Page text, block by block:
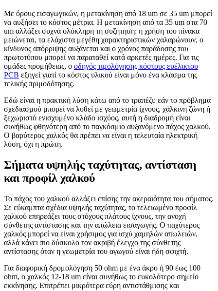
Με όρους εισαγωγικών, η μετακίνηση από 18 um σε 35 um μπορεί
να αυξήσει το κόστος μέτρια. Η μετακίνηση από τα 35 um στα 70
um αλλάζει συχνά ολόκληρη τη συζήτηση: η χρήση του πίνακα
μειώνεται, τα ελάχιστα μεγέθη χαρακτηριστικών χαλαρώνουν, ο
κίνδυνος απόρριψης αυξάνεται και ο χρόνος παράδοσης του
πρωτοτύπου μπορεί να παραταθεί κατά αρκετές ημέρες. Για τις
ομάδες προμήθειας, ο οδηγός τιμολόγησης κόστους ευέλικτου
PCB εξηγεί γιατί το κόστος υλικού είναι μόνο ένα κλάσμα της
τελικής πριμοδότησης.
Εδώ είναι η πρακτική λύση κάτω από το τραπέζι: εάν το πρόβλημα
σχεδιασμού μπορεί να λυθεί με γεωμετρία ίχνους, χάλκινη ζώνη ή
ξεχωριστό ενισχυμένο κλάδο ισχύος, αυτή η διαδρομή είναι
συνήθως φθηνότερη από το παγκόσμιο αυξανόμενο πάχος χαλκού.
Ο βαρύτερος χαλκός θα πρέπει να είναι η τελευταία ηλεκτρική
λύση, όχι η πρώτη.
Σήματα υψηλής ταχύτητας, αντίσταση
και προφίλ χαλκού
Το πάχος του χαλκού αλλάζει επίσης την ακεραιότητα του σήματος.
Σε εύκαμπτα σχέδια υψηλής ταχύτητας, το τελειωμένο προφίλ
χαλκού επηρεάζει τους στόχους πλάτους ίχνους, την ανοχή
σύνθετης αντίστασης και την απώλεια εισαγωγής. Ο παχύτερος
χαλκός μπορεί να είναι χρήσιμος για ισχύ χαμηλών απωλειών,
αλλά κάνει πιο δύσκολο τον ακριβή έλεγχο της σύνθετης
αντίστασης όταν η γεωμετρία του αγωγού είναι ήδη σφιχτή.
Για διαφορική δρομολόγηση 50 ohm με ένα άκρο ή 90 έως 100
ohm, ο χαλκός 12-18 um είναι συνήθως το ευκολότερο σημείο
εκκίνησης. Επιτρέπει μικρότερα εύρη αντιστάθμισης και